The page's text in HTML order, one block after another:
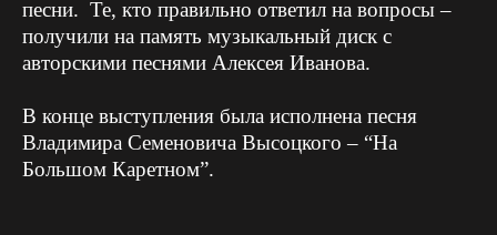
песни. Те, кто правильно ответил на вопросы –
получили на память музыкальный диск с
авторскими песнями Алексея Иванова.
В конце выступления была исполнена песня
Владимира Семеновича Высоцкого – “На
Большом Каретном”.